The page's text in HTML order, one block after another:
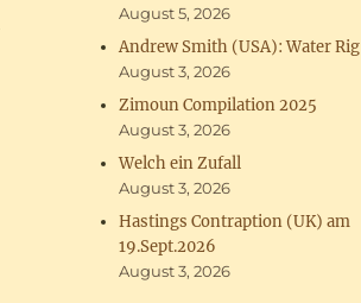
August 5, 2026
Andrew Smith (USA): Water Rig
August 3, 2026
Zimoun Compilation 2025
August 3, 2026
Welch ein Zufall
August 3, 2026
Hastings Contraption (UK) am
19.Sept.2026
August 3, 2026